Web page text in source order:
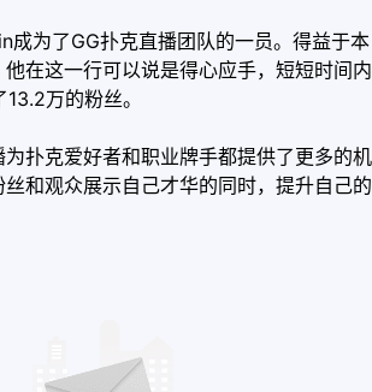
成为了GG扑克直播团队的一员。得益于本
在这一行可以说是得心应手，短短时间内
万的粉丝。
扑克爱好者和职业牌手都提供了更多的机
和观众展示自己才华的同时，提升自己的